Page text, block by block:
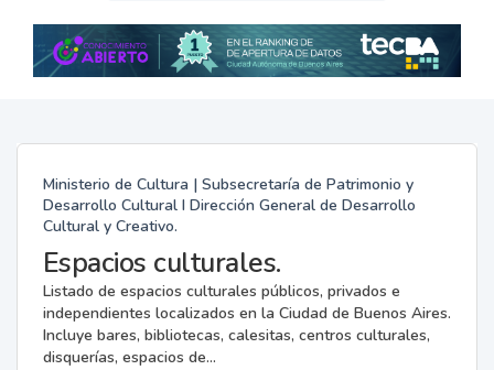
Ministerio de Cultura | Subsecretaría de Patrimonio y
Desarrollo Cultural I Dirección General de Desarrollo
Cultural y Creativo.
Espacios culturales.
Listado de espacios culturales públicos, privados e
independientes localizados en la Ciudad de Buenos Aires.
Incluye bares, bibliotecas, calesitas, centros culturales,
disquerías, espacios de...